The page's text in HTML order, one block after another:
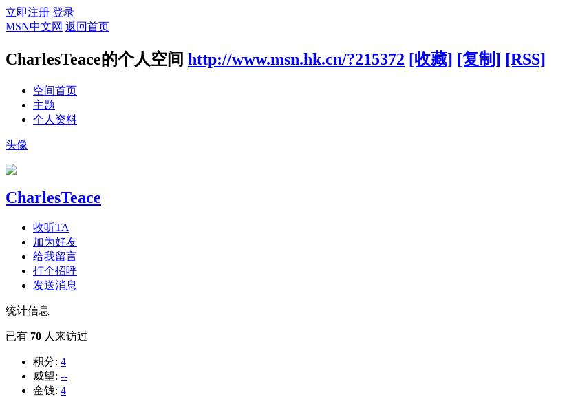
立即注册 登录
MSN中文网 返回首页
CharlesTeace的个人空间 http://www.msn.hk.cn/?215372 [收藏] [复制] [RSS]
空间首页
主题
个人资料
头像
CharlesTeace
收听TA
加为好友
给我留言
打个招呼
发送消息
统计信息
已有 70 人来访过
积分: 4
威望: --
金钱: 4